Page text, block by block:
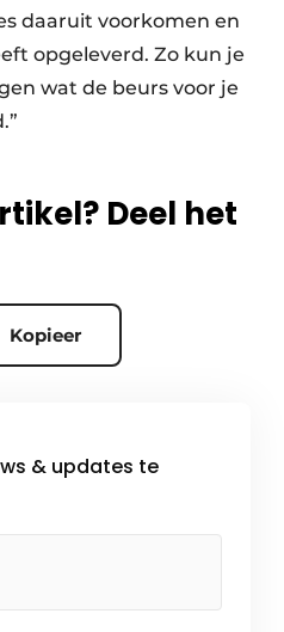
daaruit voorkomen en
opgeleverd. Zo kun je
wat de beurs voor je
Deel het
Kopieer
& updates te